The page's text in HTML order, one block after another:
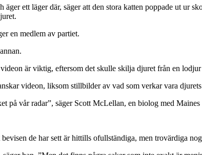
äger ett läger där, säger att den stora katten poppade ut ur
en medlem av partiet.
är viktig, eftersom det skulle skilja djuret från en
videon, liksom stillbilder av vad som verkar vara djurets
på vår radar”, säger Scott McLellan, en biolog med
de har sett är hittills ofullständiga, men trovärdiga